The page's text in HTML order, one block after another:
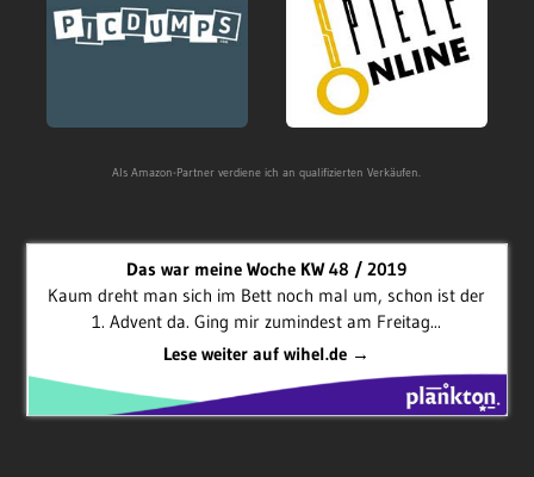
Als Amazon-Partner verdiene ich an qualifizierten Verkäufen.
Das war meine Woche KW 48 / 2019
Kaum dreht man sich im Bett noch mal um, schon ist der
1. Advent da. Ging mir zumindest am Freitag...
Lese weiter auf wihel.de →